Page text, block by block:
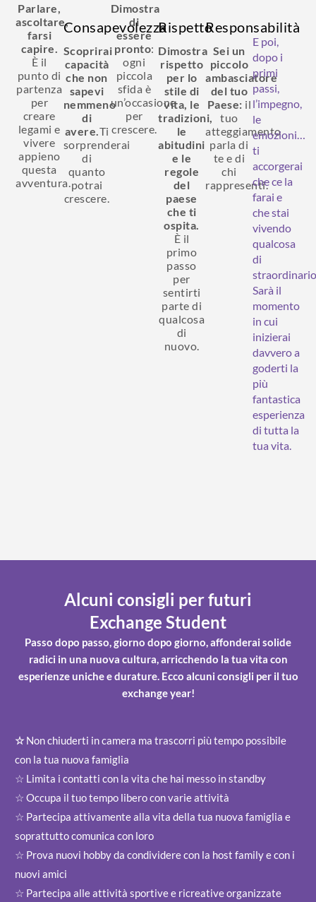
Parlare,
ascoltare,
farsi
capire.
È il
punto di
partenza
per
creare
legami e
vivere
appieno
questa
avventura.
Consapevolezza
Scoprirai
capacità
che non
sapevi
nemmeno
di
avere.Ti
sorprenderai
di
quanto
potrai
crescere.
Dimostra
di
essere
pronto:
ogni
piccola
sfida è
un’occasione
per
crescere.
Rispetto
Dimostra
rispetto
per lo
stile di
vita, le
tradizioni,
le
abitudini
e le
regole
del
paese
che ti
ospita.
È il
primo
passo
per
sentirti
parte di
qualcosa
di
nuovo.
Responsabilità
Sei un
piccolo
ambasciatore
del tuo
Paese: il
tuo
atteggiamento
parla di
te e di
chi
rappresenti.
E poi,
dopo i
primi
passi,
l’impegno,
le
emozioni…
ti
accorgerai
che ce la
farai e
che stai
vivendo
qualcosa
di
Sarà il
momento
in cui
inizierai
davvero a
goderti la
più
fantastica
esperienza
di tutta la
tua vita.
Alcuni consigli per futuri
Exchange Student
Passo dopo passo, giorno dopo giorno, affonderai solide
radici in una nuova cultura, arricchendo la tua vita con
esperienze uniche e durature. Ecco alcuni consigli per il tuo
exchange year!
☆Non chiuderti in camera ma trascorri più tempo possibile
con la tua nuova famiglia
☆ Limita i contatti con la vita che hai messo in standby
☆ Occupa il tuo tempo libero con varie attività
☆ Partecipa attivamente alla vita della tua nuova famiglia e
soprattutto comunica con loro
☆ Prova nuovi hobby da condividere con la host family e con i
nuovi amici
☆ Partecipa alle attività sportive e ricreative organizzate